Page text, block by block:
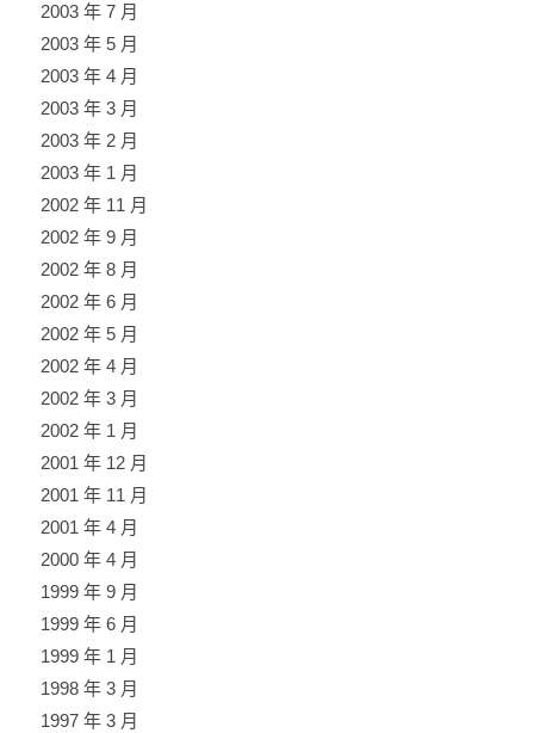
2003 年 7 月
2003 年 5 月
2003 年 4 月
2003 年 3 月
2003 年 2 月
2003 年 1 月
2002 年 11 月
2002 年 9 月
2002 年 8 月
2002 年 6 月
2002 年 5 月
2002 年 4 月
2002 年 3 月
2002 年 1 月
2001 年 12 月
2001 年 11 月
2001 年 4 月
2000 年 4 月
1999 年 9 月
1999 年 6 月
1999 年 1 月
1998 年 3 月
1997 年 3 月